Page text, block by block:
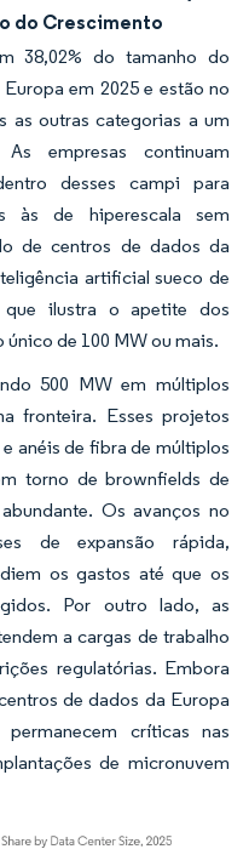
do Crescimento
38,02% do tamanho do
em 2025 e estão no
as outras categorias a um
empresas continuam
desses campi para
às de hiperescala sem
de centros de dados da
artificial sueco de
ilustra o apetite dos
de 100 MW ou mais.
500 MW em múltiplos
fronteira. Esses projetos
anéis de fibra de múltiplos
torno de brownfields de
Os avanços no
de expansão rápida,
os gastos até que os
Por outro lado, as
a cargas de trabalho
regulatórias. Embora
de dados da Europa
permanecem críticas nas
de micronuvem